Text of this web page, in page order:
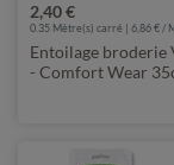
2,40 €
0.35 Mètre(s) carré | 6,86 € /
Entoilage broderie
- Comfort Wear